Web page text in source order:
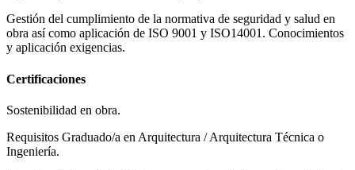
Gestión del cumplimiento de la normativa de seguridad y salud en
obra así como aplicación de ISO 9001 y ISO14001. Conocimientos
y aplicación exigencias.
Certificaciones
Sostenibilidad en obra.
Requisitos Graduado/a en Arquitectura / Arquitectura Técnica o
Ingeniería.